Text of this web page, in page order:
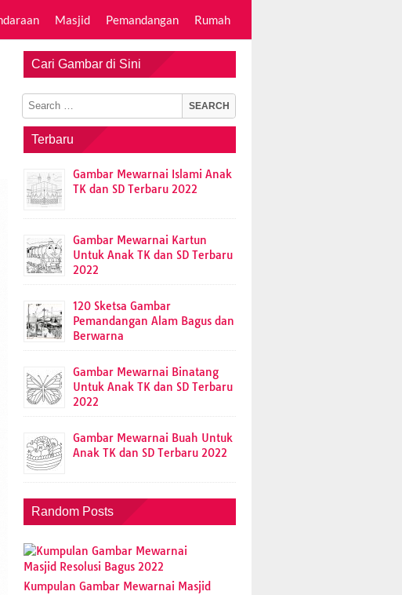
Masjid Pemandangan Rumah
Cari Gambar di Sini
Terbaru
Gambar Mewarnai Islami Anak
TK dan SD Terbaru 2022
Gambar Mewarnai Kartun
Untuk Anak TK dan SD Terbaru
2022
120 Sketsa Gambar
Pemandangan Alam Bagus dan
Berwarna
Gambar Mewarnai Binatang
Untuk Anak TK dan SD Terbaru
2022
Gambar Mewarnai Buah Untuk
Anak TK dan SD Terbaru 2022
Random Posts
Kumpulan Gambar Mewarnai Masjid